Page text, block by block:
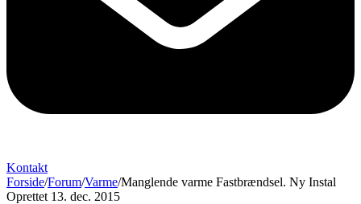
Kontakt
Forside/Forum/Varme/Manglende varme Fastbrændsel. Ny Instal
Oprettet 13. dec. 2015